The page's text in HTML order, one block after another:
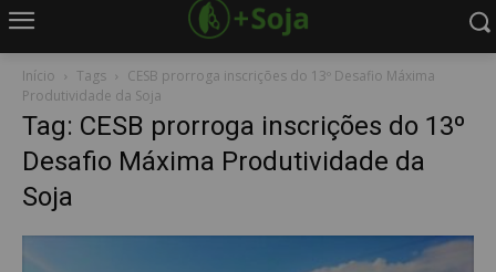
Início Tags
CESB prorroga inscrições do 13º Desafio Máxima
Produtividade da Soja
Tag: CESB prorroga inscrições do 13º
Desafio Máxima Produtividade da
Soja